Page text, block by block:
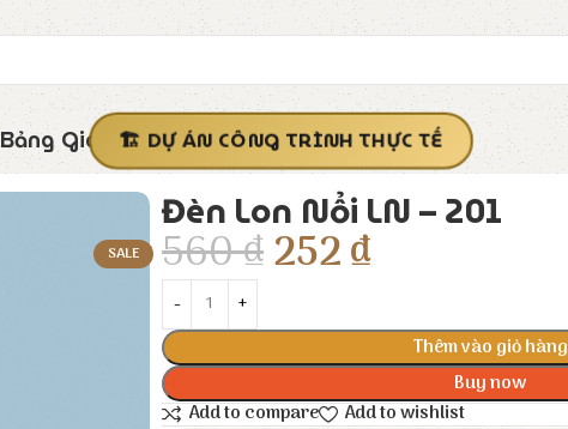
Bảng Giá DỰ ÁN CÔNG TRÌNH THỰC TẾ
SALE
Đèn Lon Nổi LN – 201
560₫252₫
Thêm vào giỏ hàng
Buy now
Add to compare
Add to wishlist